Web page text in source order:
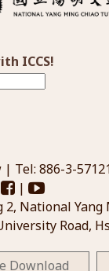
ICCS!
| Tel: 886-3-
|
2, National
Road,
Download